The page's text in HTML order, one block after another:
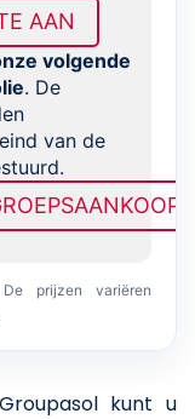
AAN
volgende
. De
van de
prijzen variëren
kunt u